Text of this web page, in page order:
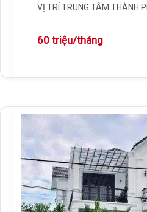
VỊ TRÍ TRUNG TÂM THÀNH
60 triệu/tháng